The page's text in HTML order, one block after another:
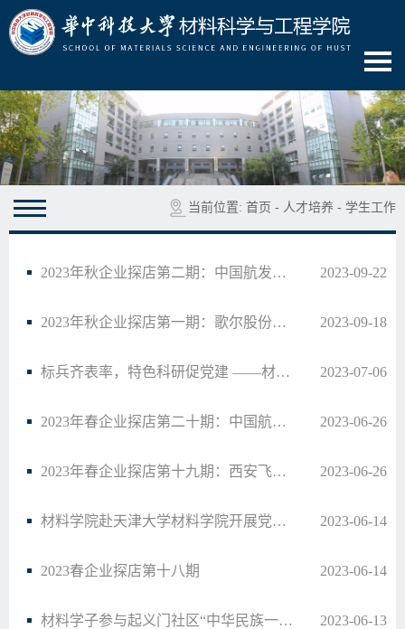
当前位置: 首页 - 人才培养 - 学生工作
2023年秋企业探店第二期：中国航发贵州黎阳航空动力有限公司 2023-09-22
2023年秋企业探店第一期：歌尔股份有限公司 2023-09-18
标兵齐表率，特色科研促党建 ——材料学院研究生党支部沙龙活动顺利举行 2023-07-06
2023年春企业探店第二十期：中国航天科工集团有限公司——军工篇 2023-06-26
2023年春企业探店第十九期：西安飞机工业（集团）——军工篇 2023-06-26
材料学院赴天津大学材料学院开展党建工作交流 2023-06-14
2023春企业探店第十八期 2023-06-14
材料学子参与起义门社区“中华民族一家亲，传统文化迎端午”活动 2023-06-13